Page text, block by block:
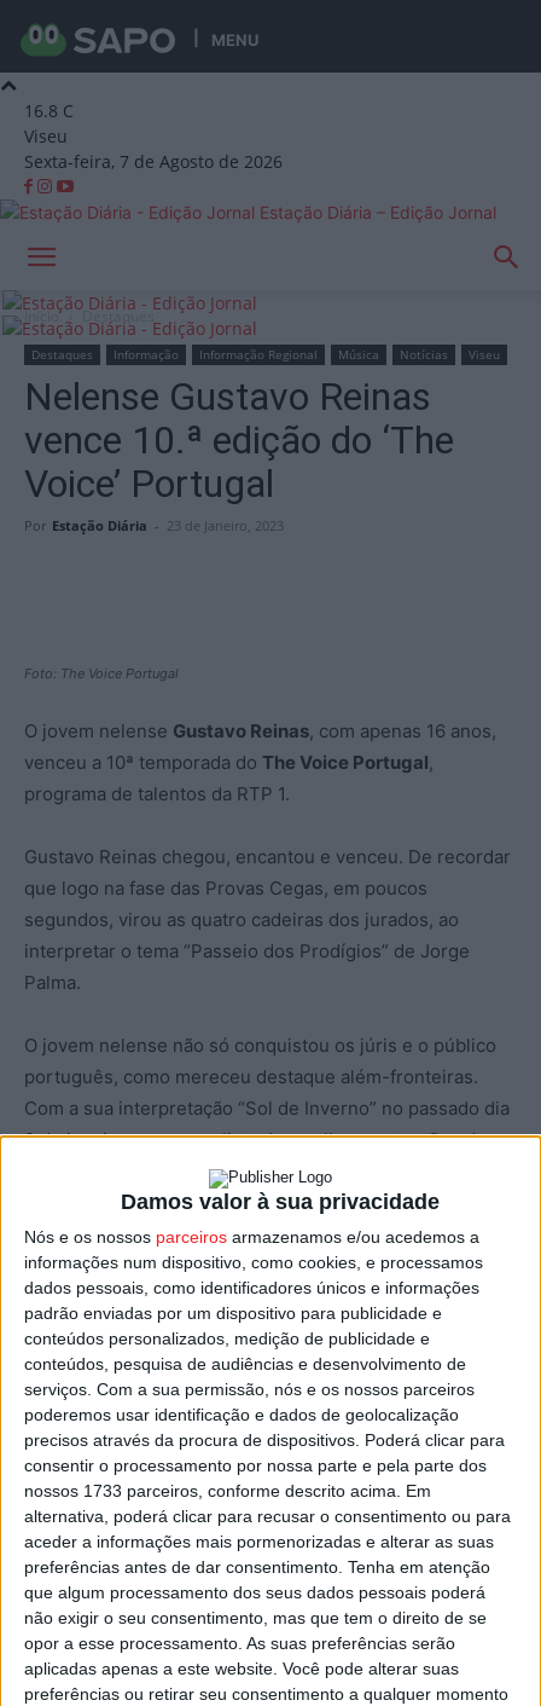
Damos valor à sua privacidade
Nós e os nossos parceiros armazenamos e/ou acedemos a
informações num dispositivo, como cookies, e processamos
dados pessoais, como identificadores únicos e informações
padrão enviadas por um dispositivo para publicidade e
conteúdos personalizados, medição de publicidade e
conteúdos, pesquisa de audiências e desenvolvimento de
serviços. Com a sua permissão, nós e os nossos parceiros
poderemos usar identificação e dados de geolocalização
precisos através da procura de dispositivos. Poderá clicar para
consentir o processamento por nossa parte e pela parte dos
nossos 1733 parceiros, conforme descrito acima. Em
alternativa, poderá clicar para recusar o consentimento ou para
aceder a informações mais pormenorizadas e alterar as suas
preferências antes de dar consentimento. Tenha em atenção
que algum processamento dos seus dados pessoais poderá
não exigir o seu consentimento, mas que tem o direito de se
opor a esse processamento. As suas preferências serão
aplicadas apenas a este website. Você pode alterar suas
preferências ou retirar seu consentimento a qualquer momento
MENU
16.8 C
Viseu
Sexta-feira, 7 de Agosto de 2026
Estação Diária – Edição Jornal
Início Destaques
Destaques Informação Informação Regional Música Notícias Viseu
Nelense Gustavo Reinas
vence 10.ª edição do ‘The
Voice’ Portugal
Por Estação Diária - 23 de Janeiro, 2023
Foto: The Voice Portugal
O jovem nelense Gustavo Reinas, com apenas 16 anos,
venceu a 10ª temporada do The Voice Portugal,
programa de talentos da RTP 1.
Gustavo Reinas chegou, encantou e venceu. De recordar
que logo na fase das Provas Cegas, em poucos
segundos, virou as quatro cadeiras dos jurados, ao
interpretar o tema “Passeio dos Prodígios” de Jorge
Palma.
O jovem nelense não só conquistou os júris e o público
português, como mereceu destaque além-fronteiras.
Com a sua interpretação “Sol de Inverno” no passado dia
8 de janeiro, entrou na lista das melhores atuações de
todos os programas “The Voice” do mundo, através do
canal youtube “Best of The Voice”.
Na final, que decorreu este domingo passado (22 de
janeiro), Gustavo Reinas interpretou “Clássico”, um tema
dos The Gift, que interpretou em dueto com Sónia
Tavares, e ainda “Rosa Sangue” dos Amor Electro, banda
de Marisa Liz, que foi a mentora de Gustavo Reinas no
programa. Terminou a atuação com “Passeio dos
Prodígios” de Jorge Palma, a música que marcou a sua
estreia no programa.
Gustavo Reinas venceu assim a 10ª edição do The Voice
Portugal, numa final a quatro com Coastel, Paulo Lapa e
Rebeca Reinaldo.
——